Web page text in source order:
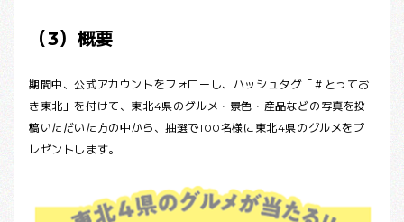
（3）概要
期間中、公式アカウントをフォローし、ハッシュタグ「＃とってお
き東北」を付けて、東北4県のグルメ・景色・産品などの写真を投
稿いただいた方の中から、抽選で100名様に東北4県のグルメをプ
レゼントします。